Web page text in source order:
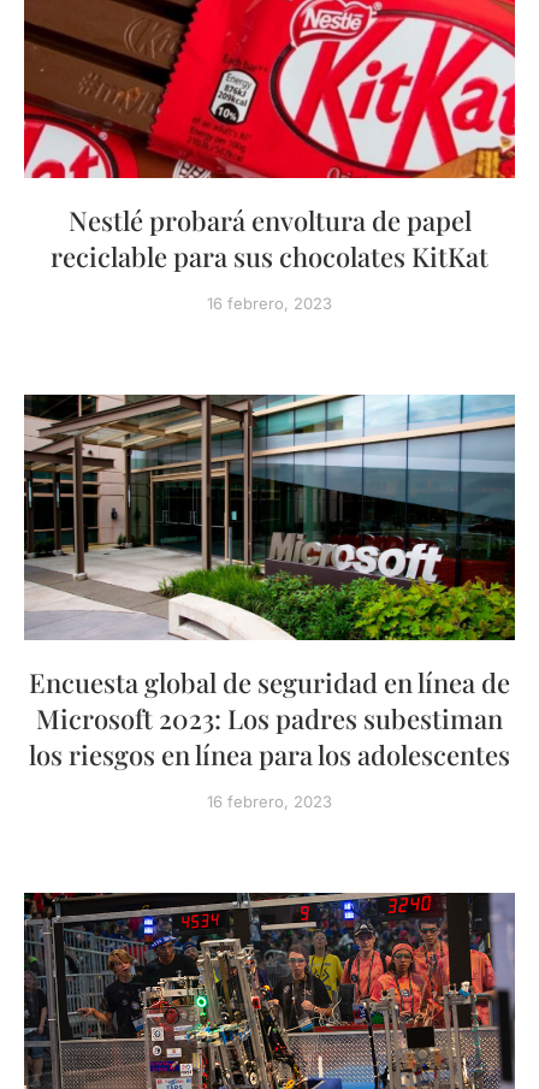
Nestlé probará envoltura de papel
reciclable para sus chocolates KitKat
16 febrero, 2023
Encuesta global de seguridad en línea de
Microsoft 2023: Los padres subestiman
los riesgos en línea para los adolescentes
16 febrero, 2023